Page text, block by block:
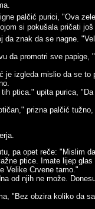
palčić purici, "Ova
si pokušala pričati još
da znak da se nagne.
da promotri sve papige,
je izgleda mislio da se to
ptica." upita purica, "Da
prizna palčić
pa opet reče: "Mislim
ptice. Imate lijep glas
Velike Crvene tamo."
od njih ne može.
"Bez obzira koliko da